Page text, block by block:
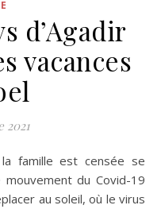
d’Agadir
vacances
2021
du Covid-19
au soleil, où le virus